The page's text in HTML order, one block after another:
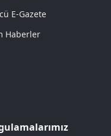
E-Gazete
Haberler